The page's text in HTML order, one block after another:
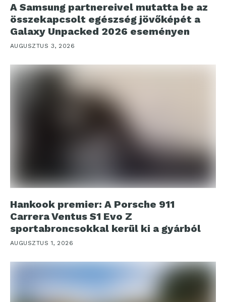
A Samsung partnereivel mutatta be az
összekapcsolt egészség jövőképét a
Galaxy Unpacked 2026 eseményen
AUGUSZTUS 3, 2026
Hankook premier: A Porsche 911
Carrera Ventus S1 Evo Z
sportabroncsokkal kerül ki a gyárból
AUGUSZTUS 1, 2026